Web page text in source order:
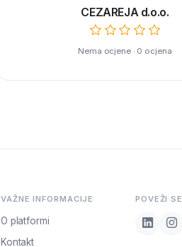
CEZAREJA d.o.o.
Nema ocjene · 0 ocjena
VAŽNE INFORMACIJE
O platformi
Kontakt
POVEŽI SE